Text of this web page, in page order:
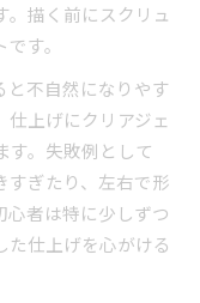
。描く前にスクリュ
す。
と不自然になりやす
仕上げにクリアジェ
す。失敗例として
すぎたり、左右で形
心者は特に少しずつ
仕上げを心がける